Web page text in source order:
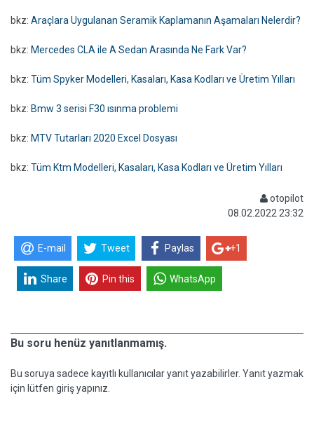
bkz: Araçlara Uygulanan Seramik Kaplamanın Aşamaları Nelerdir?
bkz: Mercedes CLA ile A Sedan Arasında Ne Fark Var?
bkz: Tüm Spyker Modelleri, Kasaları, Kasa Kodları ve Üretim Yılları
bkz: Bmw 3 serisi F30 ısınma problemi
bkz: MTV Tutarları 2020 Excel Dosyası
bkz: Tüm Ktm Modelleri, Kasaları, Kasa Kodları ve Üretim Yılları
otopilot
08.02.2022 23:32
E-mail Tweet Paylas +1
Share Pin this WhatsApp
Bu soru henüz yanıtlanmamış.
Bu soruya sadece kayıtlı kullanıcılar yanıt yazabilirler. Yanıt yazmak
için lütfen giriş yapınız.